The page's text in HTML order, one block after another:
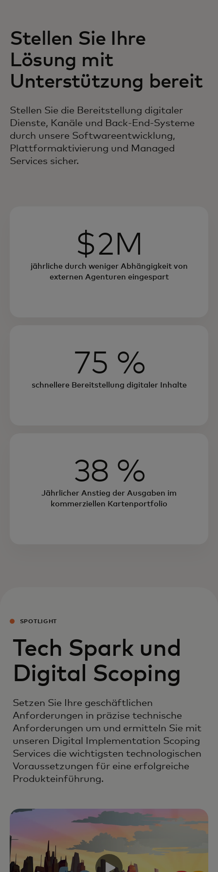
Stellen Sie Ihre
Lösung mit
Unterstützung bereit
Stellen Sie die Bereitstellung digitaler
Dienste, Kanäle und Back-End-Systeme
durch unsere Softwareentwicklung,
Plattformaktivierung und Managed
Services sicher.
$2M
jährliche durch weniger Abhängigkeit von
externen Agenturen eingespart
75 %
schnellere Bereitstellung digitaler Inhalte
38 %
Jährlicher Anstieg der Ausgaben im
kommerziellen Kartenportfolio
SPOTLIGHT
Tech Spark und
Digital Scoping
Setzen Sie Ihre geschäftlichen
Anforderungen in präzise technische
Anforderungen um und ermitteln Sie mit
unseren Digital Implementation Scoping
Services die wichtigsten technologischen
Voraussetzungen für eine erfolgreiche
Produkteinführung.